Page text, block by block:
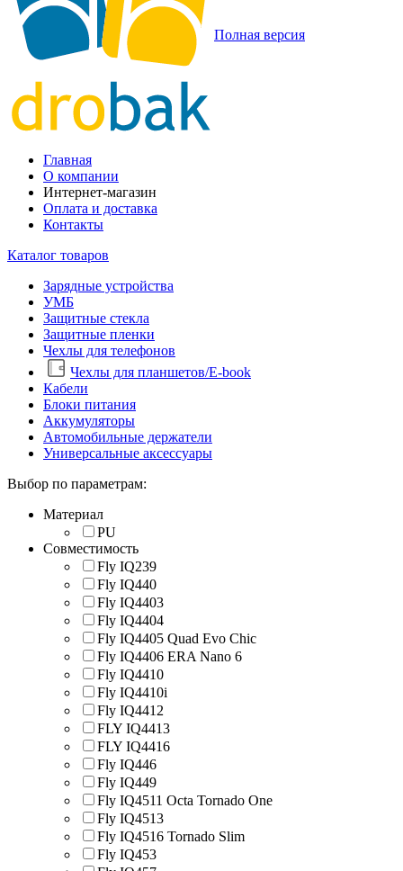
Полная версия
Главная
О компании
Интернет-магазин
Оплата и доставка
Контакты
Каталог товаров
Зарядные устройства
УМБ
Защитные стекла
Защитные пленки
Чехлы для телефонов
Чехлы для планшетов/E-book
Кабели
Блоки питания
Аккумуляторы
Автомобильные держатели
Универсальные аксессуары
Выбор по параметрам:
Материал
PU
Совместимость
Fly IQ239
Fly IQ440
Fly IQ4403
Fly IQ4404
Fly IQ4405 Quad Evo Chic
Fly IQ4406 ERA Nano 6
Fly IQ4410
Fly IQ4410i
Fly IQ4412
FLY IQ4413
FLY IQ4416
Fly IQ446
Fly IQ449
Fly IQ4511 Octa Tornado One
Fly IQ4513
Fly IQ4516 Tornado Slim
Fly IQ453